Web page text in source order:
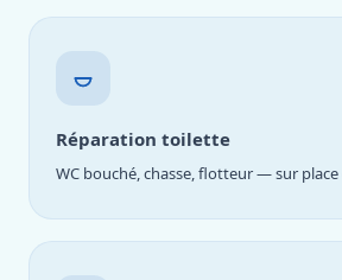
Réparation toilette
WC bouché, chasse, flotteur — sur place